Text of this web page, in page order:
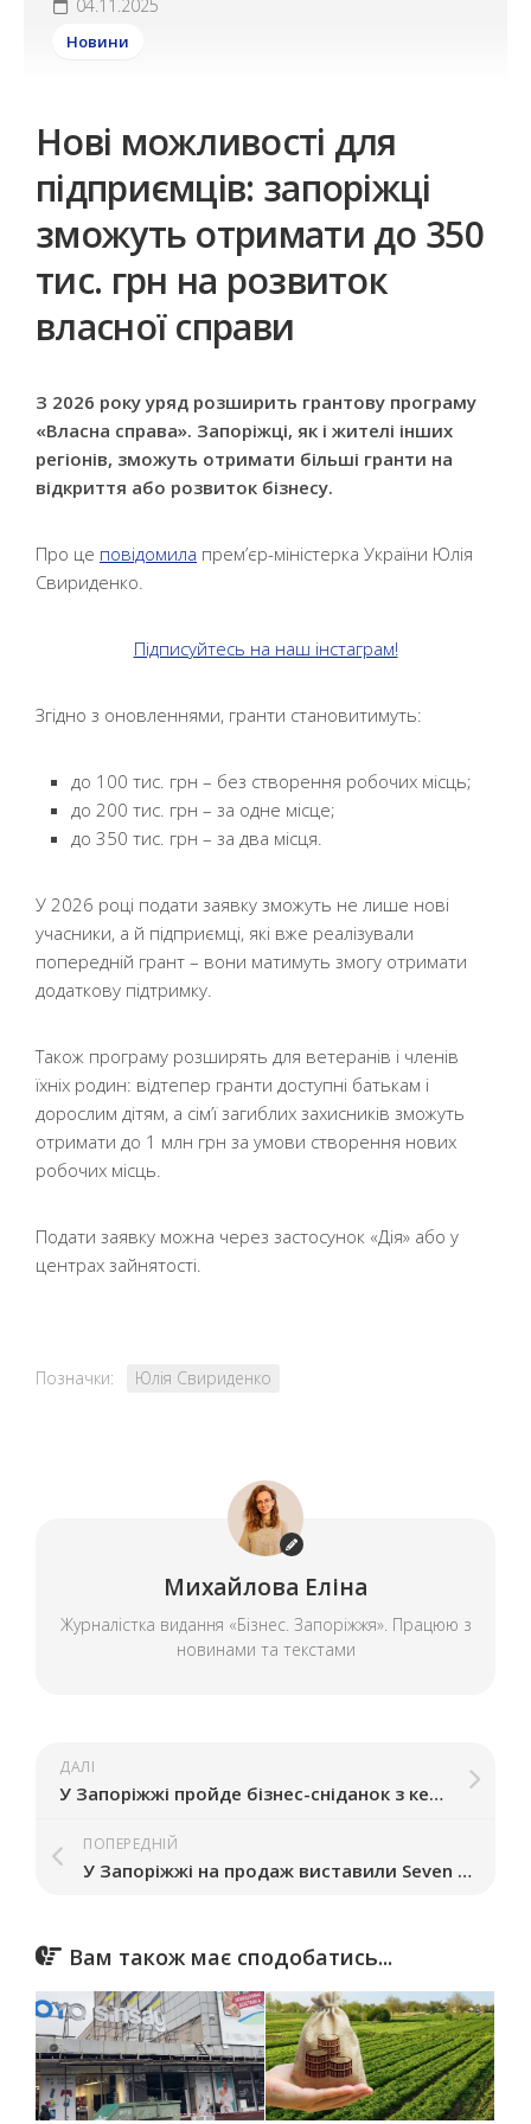
04.11.2025
Новини
Нові можливості для
підприємців: запоріжці
зможуть отримати до 350
тис. грн на розвиток
власної справи
З 2026 року уряд розширить грантову програму
«Власна справа». Запоріжці, як і жителі інших
регіонів, зможуть отримати більші гранти на
відкриття або розвиток бізнесу.
Про це повідомила прем’єр-міністерка України Юлія
Свириденко.
Підписуйтесь на наш інстаграм!
Згідно з оновленнями, гранти становитимуть:
до 100 тис. грн – без створення робочих місць;
до 200 тис. грн – за одне місце;
до 350 тис. грн – за два місця.
У 2026 році подати заявку зможуть не лише нові
учасники, а й підприємці, які вже реалізували
попередній грант – вони матимуть змогу отримати
додаткову підтримку.
Також програму розширять для ветеранів і членів
їхніх родин: відтепер гранти доступні батькам і
дорослим дітям, а сім’ї загиблих захисників зможуть
отримати до 1 млн грн за умови створення нових
робочих місць.
Подати заявку можна через застосунок «Дія» або у
центрах зайнятості.
Позначки: Юлія Свириденко
Михайлова Еліна
Журналістка видання «Бізнес. Запоріжжя». Працюю з
новинами та текстами
ДАЛІ
У Запоріжжі пройде бізнес-сніданок з керуючою партнеркою компанії «Єдина Доставка Води»
ПОПЕРЕДНІЙ
У Запоріжжі на продаж виставили Seven Restopub – власники розповіли чи зачиняється популярний паб
Вам також має сподобатись...